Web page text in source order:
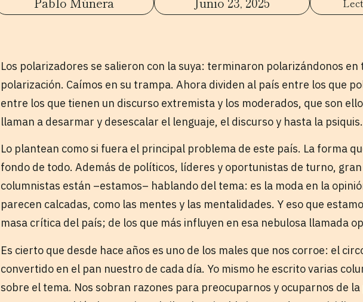
Los polarizadores se salieron con la suya: terminaron polarizándonos en
polarización. Caímos en su trampa. Ahora dividen al país entre los que
entre los que tienen un discurso extremista y los moderados, que son
llaman a desarmar y desescalar el lenguaje, el discurso y hasta la psiquis.
Lo plantean como si fuera el principal problema de este país. La forma
fondo de todo. Además de políticos, líderes y oportunistas de turno,
columnistas están –estamos– hablando del tema: es la moda en la
parecen calcadas, como las mentes y las mentalidades. Y eso que
masa crítica del país; de los que más influyen en esa nebulosa llamada
Es cierto que desde hace años es uno de los males que nos corroe: el
convertido en el pan nuestro de cada día. Yo mismo he escrito varias
sobre el tema. Nos sobran razones para preocuparnos y ocuparnos de